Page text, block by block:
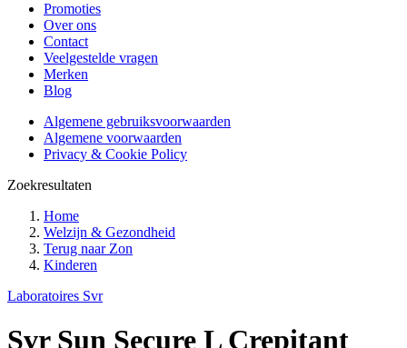
Promoties
Over ons
Contact
Veelgestelde vragen
Merken
Blog
Algemene gebruiksvoorwaarden
Algemene voorwaarden
Privacy & Cookie Policy
Zoekresultaten
Home
Welzijn & Gezondheid
Terug naar Zon
Kinderen
Laboratoires Svr
Svr Sun Secure L Crepitant